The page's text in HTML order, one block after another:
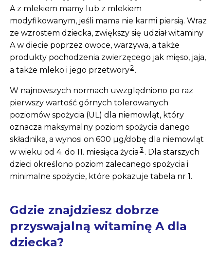
A z mlekiem mamy lub z mlekiem
modyfikowanym, jeśli mama nie karmi piersią. Wraz
ze wzrostem dziecka, zwiększy się udział witaminy
A w diecie poprzez owoce, warzywa, a także
produkty pochodzenia zwierzęcego jak mięso, jaja,
a także mleko i jego przetwory2.
W najnowszych normach uwzględniono po raz
pierwszy wartość górnych tolerowanych
poziomów spożycia (UL) dla niemowląt, który
oznacza maksymalny poziom spożycia danego
składnika, a wynosi on 600 µg/dobę dla niemowląt
w wieku od 4. do 11. miesiąca życia3 . Dla starszych
dzieci określono poziom zalecanego spożycia i
minimalne spożycie, które pokazuje tabela nr 1.
Gdzie znajdziesz dobrze
przyswajalną witaminę A dla
dziecka?